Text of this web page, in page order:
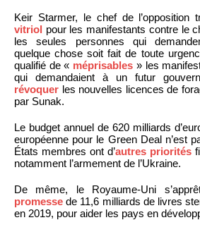
Keir Starmer, le chef de l’opposition
vitriol pour les manifestants contre le
les seules personnes qui
quelque chose soit fait de toute
qualifié de « méprisables » les
qui demandaient à un futur
révoquer les nouvelles licences de
par Sunak.
Le budget annuel de 620 milliards
européenne pour le Green Deal n’est
États membres ont d’autres priorités
notamment l’armement de l’Ukraine.
De même, le Royaume-Uni
promesse de 11,6 milliards de livres
en 2019, pour aider les pays en